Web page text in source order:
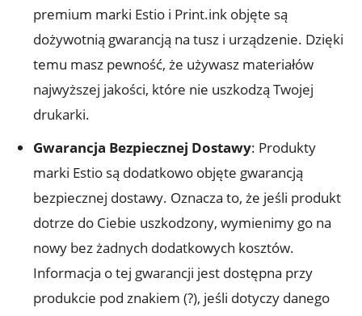
premium marki Estio i Print.ink objęte są
dożywotnią gwarancją na tusz i urządzenie. Dzięki
temu masz pewność, że używasz materiałów
najwyższej jakości, które nie uszkodzą Twojej
drukarki.
Gwarancja Bezpiecznej Dostawy: Produkty
marki Estio są dodatkowo objęte gwarancją
bezpiecznej dostawy. Oznacza to, że jeśli produkt
dotrze do Ciebie uszkodzony, wymienimy go na
nowy bez żadnych dodatkowych kosztów.
Informacja o tej gwarancji jest dostępna przy
produkcie pod znakiem (?), jeśli dotyczy danego